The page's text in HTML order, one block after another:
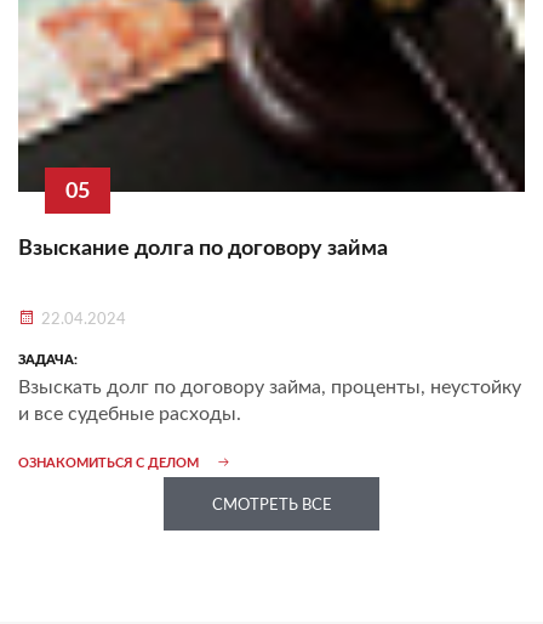
05
Взыскание долга по договору займа
22.04.2024
ЗАДАЧА:
Взыскать долг по договору займа, проценты, неустойку
и все судебные расходы.
ОЗНАКОМИТЬСЯ С ДЕЛОМ
СМОТРЕТЬ ВСЕ